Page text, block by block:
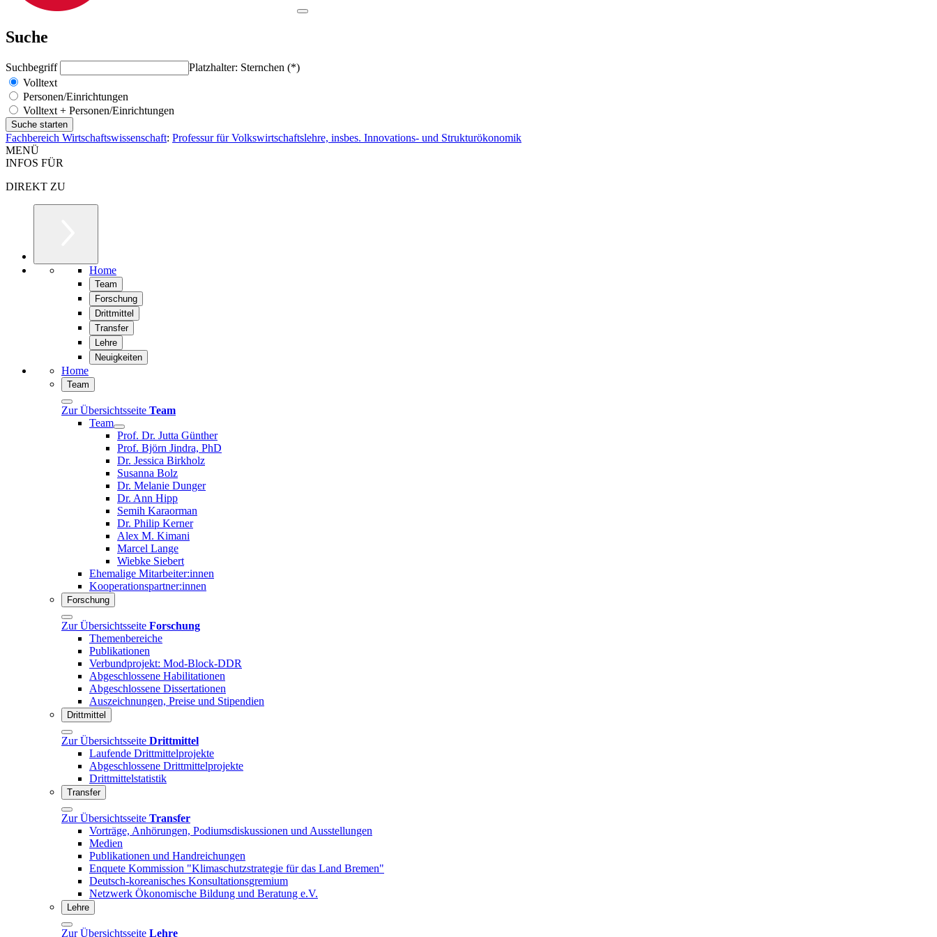
Suche
Suchbegriff
Platzhalter: Sternchen (*)
Volltext
Personen/Einrichtungen
Volltext + Personen/Einrichtungen
Fachbereich Wirtschaftswissenschaft: Professur für Volkswirtschaftslehre, insbes. Innovations- und Strukturökonomik
MENÜ
INFOS FÜR
DIREKT ZU
Home
Team
Forschung
Drittmittel
Transfer
Lehre
Neuigkeiten
Home
Team
Zur Übersichtsseite Team
Team
Prof. Dr. Jutta Günther
Prof. Björn Jindra, PhD
Dr. Jessica Birkholz
Susanna Bolz
Dr. Melanie Dunger
Dr. Ann Hipp
Semih Karaorman
Dr. Philip Kerner
Alex M. Kimani
Marcel Lange
Wiebke Siebert
Ehemalige Mitarbeiter:innen
Kooperationspartner:innen
Forschung
Zur Übersichtsseite Forschung
Themenbereiche
Publikationen
Verbundprojekt: Mod-Block-DDR
Abgeschlossene Habilitationen
Abgeschlossene Dissertationen
Auszeichnungen, Preise und Stipendien
Drittmittel
Zur Übersichtsseite Drittmittel
Laufende Drittmittelprojekte
Abgeschlossene Drittmittelprojekte
Drittmittelstatistik
Transfer
Zur Übersichtsseite Transfer
Vorträge, Anhörungen, Podiumsdiskussionen und Ausstellungen
Medien
Publikationen und Handreichungen
Enquete Kommission "Klimaschutzstrategie für das Land Bremen"
Deutsch-koreanisches Konsultationsgremium
Netzwerk Ökonomische Bildung und Beratung e.V.
Lehre
Zur Übersichtsseite Lehre